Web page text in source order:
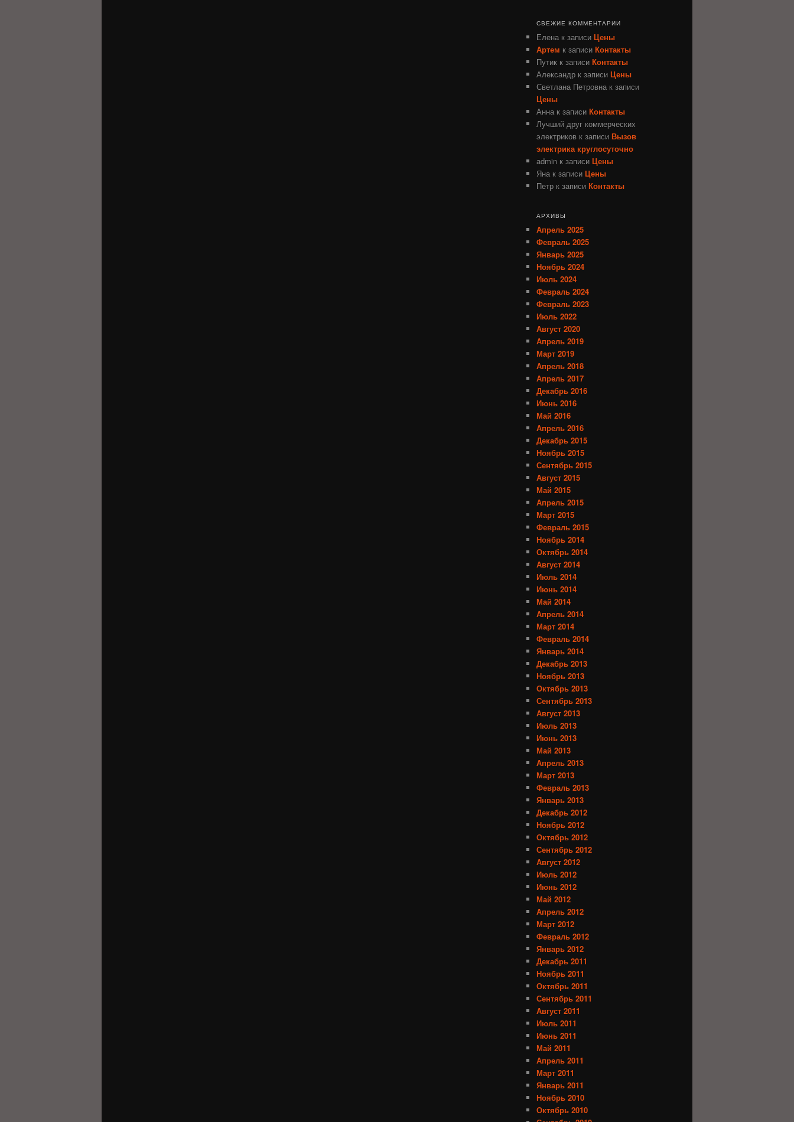
СВЕЖИЕ КОММЕНТАРИИ
Елена к записи Цены
Артем к записи Контакты
Путик к записи Контакты
Александр к записи Цены
Светлана Петровна к записи
Цены
Анна к записи Контакты
Лучший друг коммерческих
электриков к записи Вызов
электрика круглосуточно
admin к записи Цены
Яна к записи Цены
Петр к записи Контакты
АРХИВЫ
Апрель 2025
Февраль 2025
Январь 2025
Ноябрь 2024
Июль 2024
Февраль 2024
Февраль 2023
Июль 2022
Август 2020
Апрель 2019
Март 2019
Апрель 2018
Апрель 2017
Декабрь 2016
Июнь 2016
Май 2016
Апрель 2016
Декабрь 2015
Ноябрь 2015
Сентябрь 2015
Август 2015
Май 2015
Апрель 2015
Март 2015
Февраль 2015
Ноябрь 2014
Октябрь 2014
Август 2014
Июль 2014
Июнь 2014
Май 2014
Апрель 2014
Март 2014
Февраль 2014
Январь 2014
Декабрь 2013
Ноябрь 2013
Октябрь 2013
Сентябрь 2013
Август 2013
Июль 2013
Июнь 2013
Май 2013
Апрель 2013
Март 2013
Февраль 2013
Январь 2013
Декабрь 2012
Ноябрь 2012
Октябрь 2012
Сентябрь 2012
Август 2012
Июль 2012
Июнь 2012
Май 2012
Апрель 2012
Март 2012
Февраль 2012
Январь 2012
Декабрь 2011
Ноябрь 2011
Октябрь 2011
Сентябрь 2011
Август 2011
Июль 2011
Июнь 2011
Май 2011
Апрель 2011
Март 2011
Январь 2011
Ноябрь 2010
Октябрь 2010